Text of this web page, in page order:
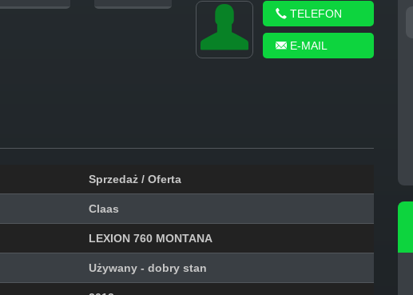
TELEFON
E-MAIL
Sprzedaż / Oferta
Claas
LEXION 760 MONTANA
Używany - dobry stan
MASSEY FERGUSON
PÖTTINGER EUROHIT
91...